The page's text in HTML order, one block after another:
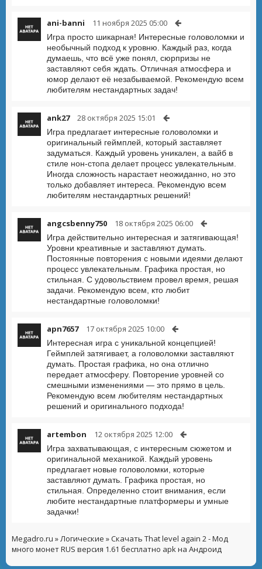
ani-banni 11 ноября 2025 05:00
Игра просто шикарная! Интересные головоломки и
необычный подход к уровню. Каждый раз, когда
думаешь, что всё уже понял, сюрпризы не
заставляют себя ждать. Отличная атмосфера и
юмор делают её незабываемой. Рекомендую всем
любителям нестандартных задач!
ank27 28 октября 2025 15:01
Игра предлагает интересные головоломки и
оригинальный геймплей, который заставляет
задуматься. Каждый уровень уникален, а вайб в
стиле нон-стопа делает процесс увлекательным.
Иногда сложность нарастает неожиданно, но это
только добавляет интереса. Рекомендую всем
любителям нестандартных решений!
angcsbenny750 18 октября 2025 06:00
Игра действительно интересная и затягивающая!
Уровни креативные и заставляют думать.
Постоянные повторения с новыми идеями делают
процесс увлекательным. Графика простая, но
стильная. С удовольствием провел время, решая
задачи. Рекомендую всем, кто любит
нестандартные головоломки!
apn7657 17 октября 2025 10:00
Интересная игра с уникальной концепцией!
Геймплей затягивает, а головоломки заставляют
думать. Простая графика, но она отлично
передает атмосферу. Повторение уровней со
смешными изменениями — это прямо в цель.
Рекомендую всем любителям нестандартных
решений и оригинального подхода!
artembon 12 октября 2025 12:00
Игра захватывающая, с интересным сюжетом и
оригинальной механикой. Каждый уровень
предлагает новые головоломки, которые
заставляют думать. Графика простая, но
стильная. Определенно стоит внимания, если
любите нестандартные платформеры и умные
задачки!
Megadro.ru »Логические » Скачать That level again 2 - Мод
много монет RUS версия 1.61 бесплатно apk на Андроид